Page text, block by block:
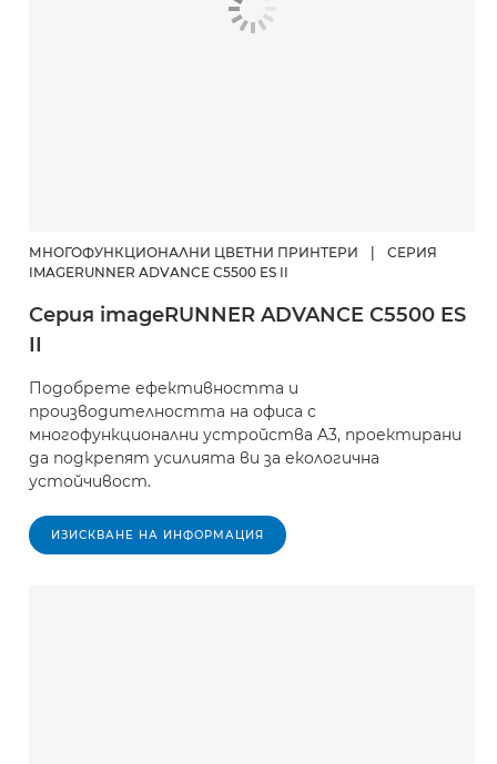
МНОГОФУНКЦИОНАЛНИ ЦВЕТНИ ПРИНТЕРИ
СЕРИЯ
IMAGERUNNER ADVANCE C5500 ES II
Серия imageRUNNER ADVANCE C5500 ES
II
Подобрете ефективността и
производителността на офиса с
многофункционални устройства A3, проектирани
да подкрепят усилията ви за екологична
устойчивост.
ИЗИСКВАНЕ НА ИНФОРМАЦИЯ